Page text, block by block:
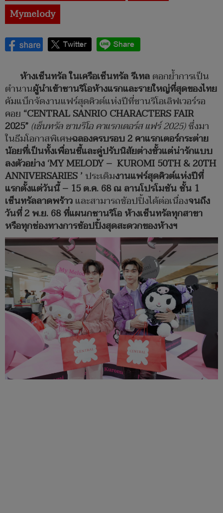
Mymelody
ห้างเซ็นทรัล ในเครือเซ็นทรัล รีเทลตอกย้ำการเป็น
ตำนานผู้นำเข้าซานริโอห้างแรกและรายใหญ่ที่สุดของไทย
คัมแบ็กจัดงานแฟร์สุดคิวต์แห่งปีที่ซานริโอเลิฟเวอร์รอ
คอย “CENTRAL SANRIO CHARACTERS FAIR
2025”(เซ็นทรัล ซานริโอ คาแรกเตอร์ส แฟร์2025)ซึ่งมา
ในธีมโอกาสพิเศษฉลองครบรอบ2 คาแรกเตอร์กระต่าย
น้อยที่เป็นทั้งเพื่อนซี้และคู่ปรับนิสัยต่างขั้วแต่น่ารักแบบ
ลงตัวอย่าง ‘MY MELODY – KUROMI 50TH & 20TH
ANNIVERSARIES ’ ประเดิมงานแฟร์สุดคิวต์แห่งปีที่
แรกตั้งแต่วันนี้– 15 ต.ค. 68 ณ ลานโปรโมชัน ชั้น 1
เซ็นทรัลลาดพร้าวและสามารถช้อปปิ้งได้ต่อเนื่องจนถึง
วันที่2 พ.ย. 68ที่แผนกซานริโอ ห้างเซ็นทรัลทุกสาขา
หรือทุกช่องทางการช้อปปิ้งสุดสะดวกของห้างฯ